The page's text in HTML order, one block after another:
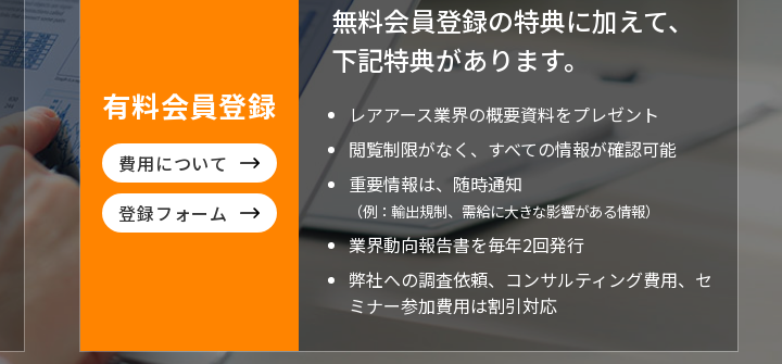
有料会員登録
費用について
登録フォーム
無料会員登録の特典に加えて、
下記特典があります。
レアアース業界の概要資料をプレゼント
閲覧制限がなく、すべての情報が確認可能
重要情報は、随時通知
（例：輸出規制、需給に大きな影響がある情報）
業界動向報告書を毎年2回発行
弊社への調査依頼、コンサルティング費用、セ
ミナー参加費用は割引対応